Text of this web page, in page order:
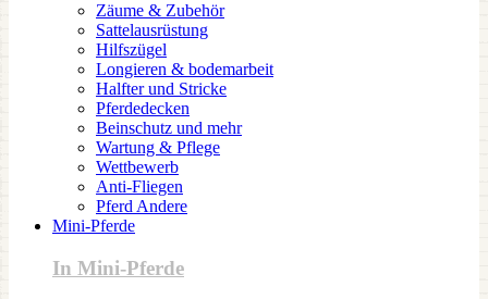
Zäume & Zubehör
Sattelausrüstung
Hilfszügel
Longieren & bodemarbeit
Halfter und Stricke
Pferdedecken
Beinschutz und mehr
Wartung & Pflege
Wettbewerb
Anti-Fliegen
Pferd Andere
Mini-Pferde
In Mini-Pferde